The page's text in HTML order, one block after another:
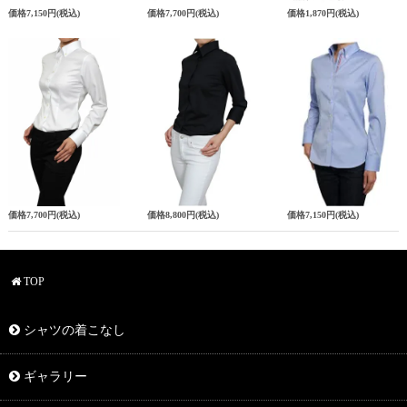
価格7,150円(税込) 価格7,700円(税込) 価格1,870円(税込)
価格7,700円(税込) 価格8,800円(税込) 価格7,150円(税込)
TOP
シャツの着こなし
ギャラリー